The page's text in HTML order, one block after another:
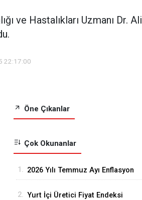
ve Hastalıkları Uzmanı Dr. Ali
22:17:00
Öne Çıkanlar
Çok Okunanlar
1. 2026 Yılı Temmuz Ayı Enflasyon
2. Yurt İçi Üretici Fiyat Endeksi